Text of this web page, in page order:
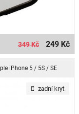
349 Kč 249 Kč
iPhone 5 / 5S / SE
zadní kryt